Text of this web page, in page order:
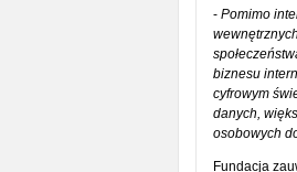
- Pomimo
biznesu
cyfrowym
danych,
osobowych
Fundacja